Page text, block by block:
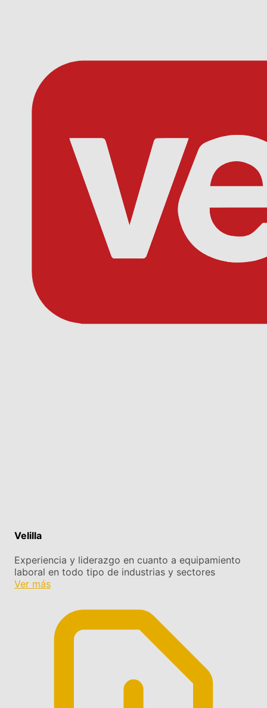
Velilla
Experiencia y liderazgo en cuanto a equipamiento
laboral en todo tipo de industrias y sectores
Ver más